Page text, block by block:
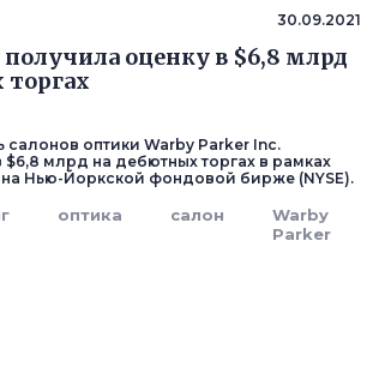
30.09.2021
оценку в $6,8 млрд
салонов оптики Warby Parker Inc.
$6,8 млрд на дебютных торгах в рамках
на Нью-Йоркской фондовой бирже (NYSE).
оптика салон
Warby
Parker